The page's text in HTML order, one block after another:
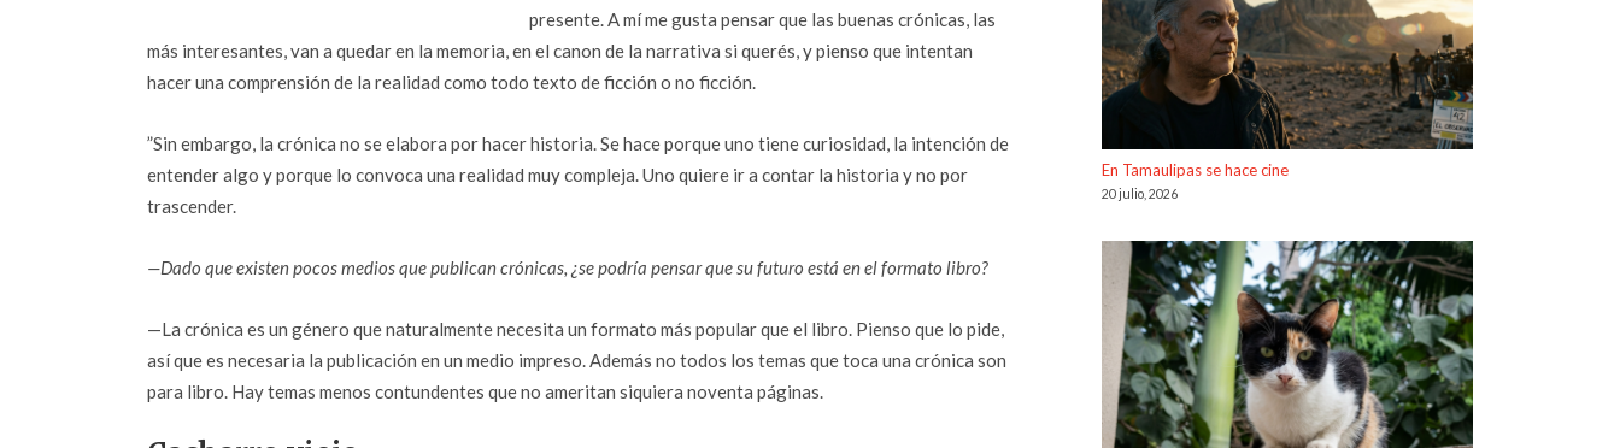
presente. A mí me gusta pensar que las buenas crónicas, las
más interesantes, van a quedar en la memoria, en el canon de la narrativa si querés, y pienso que intentan
hacer una comprensión de la realidad como todo texto de ficción o no ficción.
”Sin embargo, la crónica no se elabora por hacer historia. Se hace porque uno tiene curiosidad, la intención de
entender algo y porque lo convoca una realidad muy compleja. Uno quiere ir a contar la historia y no por
trascender.
—Dado que existen pocos medios que publican crónicas, ¿se podría pensar que su futuro está en el formato libro?
—La crónica es un género que naturalmente necesita un formato más popular que el libro. Pienso que lo pide,
así que es necesaria la publicación en un medio impreso. Además no todos los temas que toca una crónica son
para libro. Hay temas menos contundentes que no ameritan siquiera noventa páginas.
En Tamaulipas se hace cine
20 julio, 2026